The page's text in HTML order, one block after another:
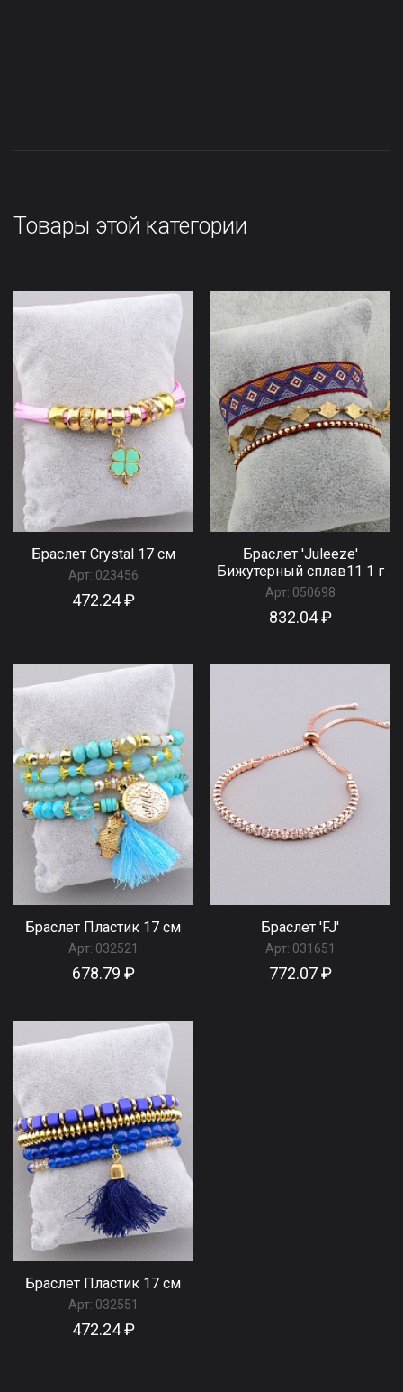
Товары этой категории
Браслет Сrystal 17 см
Арт: 023456
472.24 ₽
Браслет 'Juleeze'
Бижутерный сплав11 1 г
Арт: 050698
832.04 ₽
Браслет Пластик 17 см
Арт: 032521
678.79 ₽
Браслет 'FJ'
Арт: 031651
772.07 ₽
Браслет Пластик 17 см
Арт: 032551
472.24 ₽